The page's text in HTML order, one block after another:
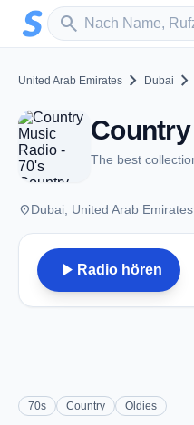
Zum Hauptinhalt springen
search
Sender suchen
United Arab Emirates chevron_right Dubai chevron_right
placeDubai, United Arab Emirates
play_arrow Radio hören
70s Country Oldies